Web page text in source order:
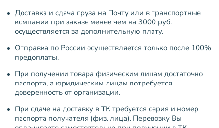
Доставка и сдача груза на Почту или в транспортные
компании при заказе менее чем на 3000 руб.
осуществляется за дополнительную плату.
Отправка по России осуществляется только после 100%
предоплаты.
При получении товара физическим лицам достаточно
паспорта, а юридическим лицам потребуется
доверенность от организации.
При сдаче на доставку в ТК требуется серия и номер
паспорта получателя (физ. лица). Перевозку Вы